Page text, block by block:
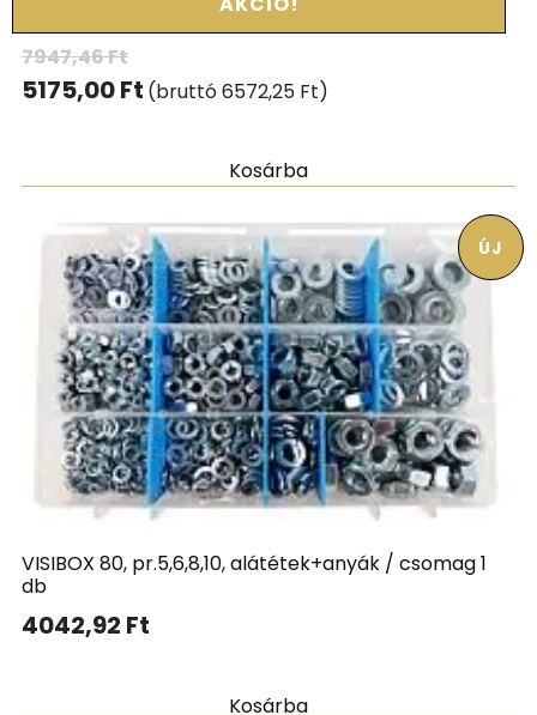
7947,46Ft
5175,00Ft (bruttó6572,25 Ft)
Kosárba
VISIBOX 80, pr.5,6,8,10, alátétek+anyák / csomag 1
db
4042,92 Ft
ÚJ
Kosárba